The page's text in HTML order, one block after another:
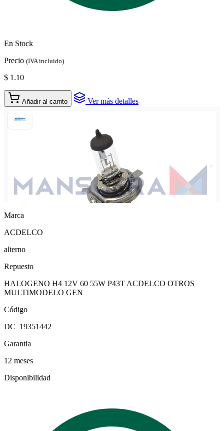
En Stock
Precio (IVA incluido)
$ 1.10
Añadir al carrito Ver más detalles
Marca
ACDELCO
alterno
Repuesto
HALOGENO H4 12V 60 55W P43T ACDELCO OTROS
MULTIMODELO GEN
Código
DC_19351442
Garantia
12 meses
Disponibilidad